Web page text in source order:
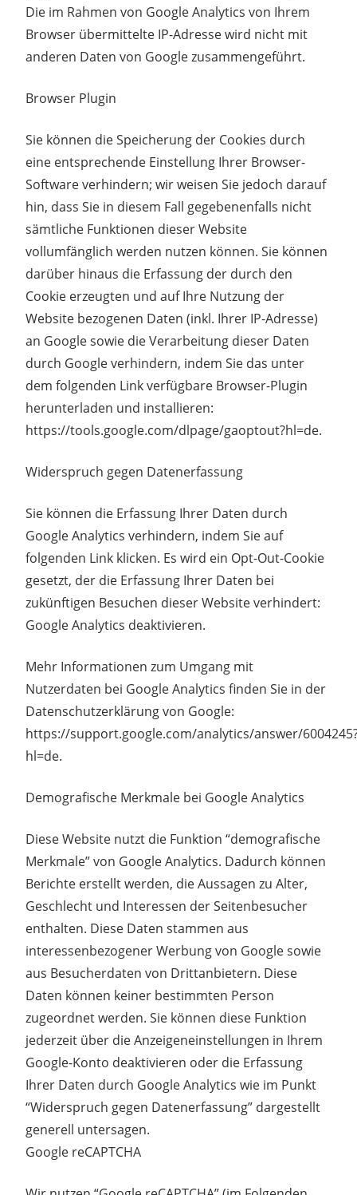
Die im Rahmen von Google Analytics von Ihrem
Browser übermittelte IP-Adresse wird nicht mit
anderen Daten von Google zusammengeführt.
Browser Plugin
Sie können die Speicherung der Cookies durch
eine entsprechende Einstellung Ihrer Browser-
Software verhindern; wir weisen Sie jedoch darauf
hin, dass Sie in diesem Fall gegebenenfalls nicht
sämtliche Funktionen dieser Website
vollumfänglich werden nutzen können. Sie können
darüber hinaus die Erfassung der durch den
Cookie erzeugten und auf Ihre Nutzung der
Website bezogenen Daten (inkl. Ihrer IP-Adresse)
an Google sowie die Verarbeitung dieser Daten
durch Google verhindern, indem Sie das unter
dem folgenden Link verfügbare Browser-Plugin
herunterladen und installieren:
https://tools.google.com/dlpage/gaoptout?hl=de.
Widerspruch gegen Datenerfassung
Sie können die Erfassung Ihrer Daten durch
Google Analytics verhindern, indem Sie auf
folgenden Link klicken. Es wird ein Opt-Out-Cookie
gesetzt, der die Erfassung Ihrer Daten bei
zukünftigen Besuchen dieser Website verhindert:
Google Analytics deaktivieren.
Mehr Informationen zum Umgang mit
Nutzerdaten bei Google Analytics finden Sie in der
Datenschutzerklärung von Google:
https://support.google.com/analytics/answer/
hl=de.
Demografische Merkmale bei Google Analytics
Diese Website nutzt die Funktion “demografische
Merkmale” von Google Analytics. Dadurch können
Berichte erstellt werden, die Aussagen zu Alter,
Geschlecht und Interessen der Seitenbesucher
enthalten. Diese Daten stammen aus
interessenbezogener Werbung von Google sowie
aus Besucherdaten von Drittanbietern. Diese
Daten können keiner bestimmten Person
zugeordnet werden. Sie können diese Funktion
jederzeit über die Anzeigeneinstellungen in Ihrem
Google-Konto deaktivieren oder die Erfassung
Ihrer Daten durch Google Analytics wie im Punkt
“Widerspruch gegen Datenerfassung” dargestellt
generell untersagen.
Google reCAPTCHA